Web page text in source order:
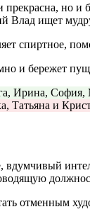
но
ищет
спиртное,
и бережет
Ирина,
и
отменным